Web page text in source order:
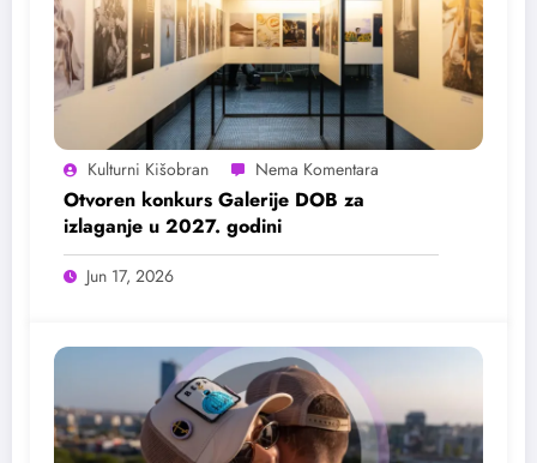
Kulturni Kišobran
Otvoren konkurs Galerije DOB za
izlaganje u 2027. godini
Jun 17, 2026